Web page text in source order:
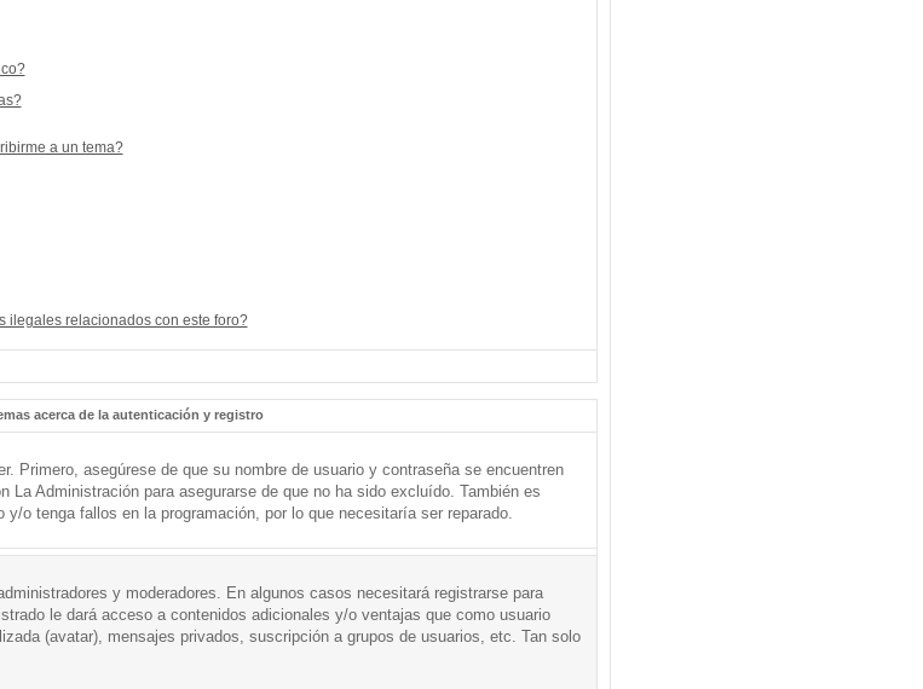
a un tema?
ilegales relacionados con este foro?
acerca de la autenticación y registro
Primero, asegúrese de que su nombre de usuario y contraseña se encuentren
Administración para asegurarse de que no ha sido excluído. También es
o tenga fallos en la programación, por lo que necesitaría ser reparado.
y moderadores. En algunos casos necesitará registrarse para
le dará acceso a contenidos adicionales y/o ventajas que como usuario
(avatar), mensajes privados, suscripción a grupos de usuarios, etc. Tan solo